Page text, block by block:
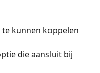
te kunnen koppelen
die aansluit bij